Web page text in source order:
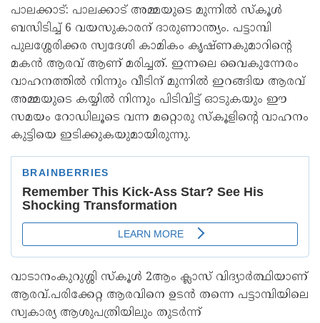
പാലക്കാട്: പാലക്കാട് അമ്മയുടെ മുന്നിൽ സ്കൂൾ
ബസിടിച്ച് 6 വയസുകാരന് ദാരുണാന്ത്യം. പട്ടാമ്പി
പുലശ്ശേരിക്കര സ്വദേശി കാമികം കൃഷ്ണകുമാറിന്റെ
മകൻ ആരവ് ആണ് മരിച്ചത്. ഇന്നലെ വൈകുന്നേരം
വാഹനത്തിൽ നിന്നും വീടിന് മുന്നിൽ ഇറങ്ങിയ ആരവ്
അമ്മയുടെ കയ്യിൽ നിന്നും പിടിവിട്ട് ഓടുകയും ഈ
സമയം റോഡിലൂടെ വന്ന മറ്റൊരു സ്കൂളിൻ്റെ വാഹനം
കുട്ടിയെ ഇടിക്കുകയുമായിരുന്നു.
വാടാനംകുറുശ്ശി സ്കൂൾ 2ആം ക്ലാസ് വിദ്യാർത്ഥിയാണ്
ആരവ്.പരിക്കേറ്റ ആരവിനെ ഉടൻ തന്നെ പട്ടാമ്പിയിലെ
സ്വകാര്യ ആശുപത്രിയിലും തുടർന്ന്